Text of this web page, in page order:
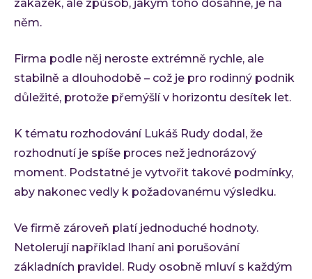
zakázek, ale způsob, jakým toho dosáhne, je na
něm.
Firma podle něj neroste extrémně rychle, ale
stabilně a dlouhodobě – což je pro rodinný podnik
důležité, protože přemýšlí v horizontu desítek let.
K tématu rozhodování Lukáš Rudy dodal, že
rozhodnutí je spíše proces než jednorázový
moment. Podstatné je vytvořit takové podmínky,
aby nakonec vedly k požadovanému výsledku.
Ve firmě zároveň platí jednoduché hodnoty.
Netolerují například lhaní ani porušování
základních pravidel. Rudy osobně mluví s každým